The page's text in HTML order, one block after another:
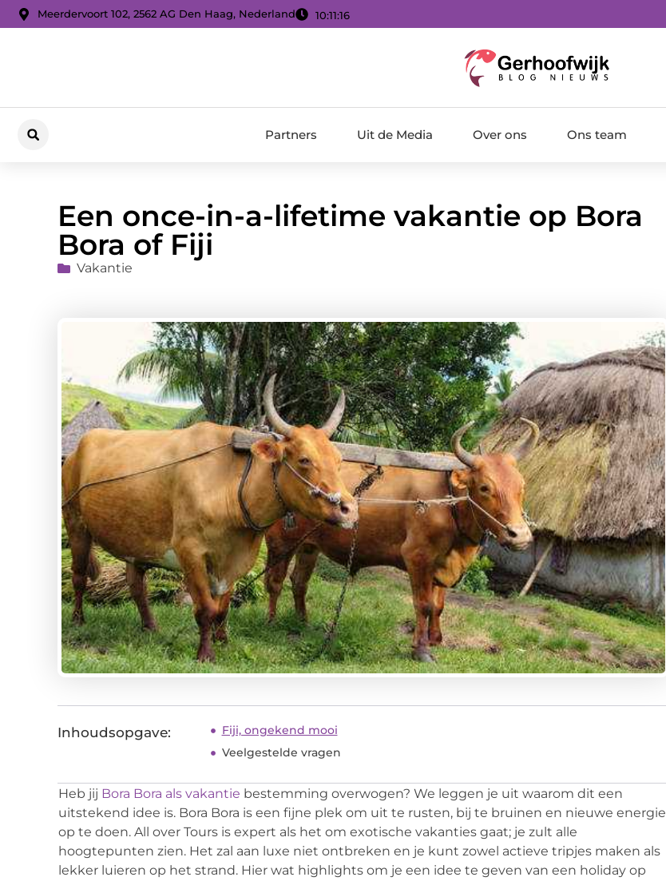
Meerdervoort 102, 2562 AG Den Haag, Nederland 10:11:17
Partners Uit de Media Over ons Ons team
Een once-in-a-lifetime vakantie op Bora
Bora of Fiji
Vakantie
Inhoudsopgave:
Fiji, ongekend mooi
Veelgestelde vragen
Heb jij Bora Bora als vakantie bestemming overwogen? We leggen je uit waarom dit een
uitstekend idee is. Bora Bora is een fijne plek om uit te rusten, bij te bruinen en nieuwe energie
op te doen. All over Tours is expert als het om exotische vakanties gaat; je zult alle
hoogtepunten zien. Het zal aan luxe niet ontbreken en je kunt zowel actieve tripjes maken als
lekker luieren op het strand. Hier wat highlights om je een idee te geven van een holiday op